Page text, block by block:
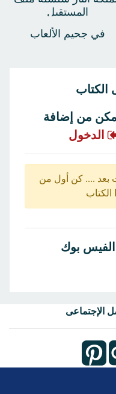
المستقبل
في جحيم الألعاب
الكتاب
من إضافة
الدخول
بعد .... كن أول من
الكتاب
بوك
الإجتماعى